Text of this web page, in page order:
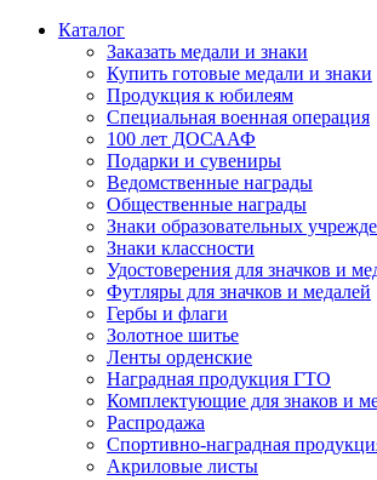
Каталог
Заказать медали и знаки
Купить готовые медали и знаки
Продукция к юбилеям
Специальная военная операция
100 лет ДОСААФ
Подарки и сувениры
Ведомственные награды
Общественные награды
Знаки образовательных
Знаки классности
Удостоверения для значков и
Футляры для значков и медалей
Гербы и флаги
Золотное шитье
Ленты орденские
Наградная продукция ГТО
Комплектующие для знаков и
Распродажа
Спортивно-наградная
Акриловые листы